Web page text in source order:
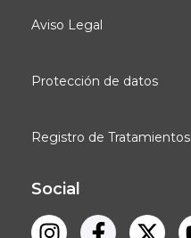
Aviso Legal
Protección de datos
Registro de Tratamientos
Social